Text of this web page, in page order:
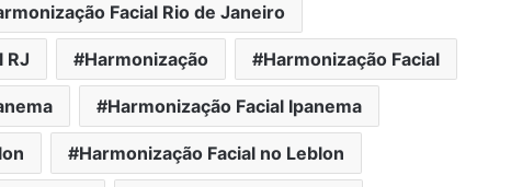
Facial Rio de Janeiro
RJ Harmonização Harmonização Facial
Harmonização Facial Ipanema
Harmonização Facial no Leblon